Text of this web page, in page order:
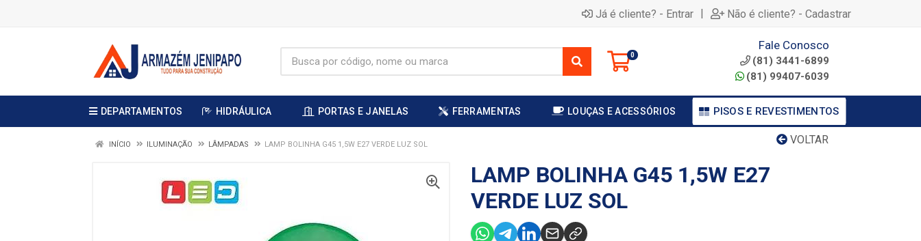
Já é cliente? - Entrar | Não é cliente? - Cadastrar
0
Fale Conosco
(81) 3441-6899
(81) 99407-6039
DEPARTAMENTOS HIDRÁULICA PORTAS E JANELAS FERRAMENTAS LOUÇAS E ACESSÓRIOS PISOS E REVESTIMENTOS
VOLTAR
INÍCIO ILUMINAÇÃO LÂMPADAS LAMP BOLINHA G45 1,5W E27 VERDE LUZ SOL
LAMP BOLINHA G45 1,5W E27
VERDE LUZ SOL